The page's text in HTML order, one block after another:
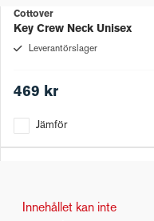
Cottover
Key Crew Neck Unisex
Leverantörslager
469 kr
Jämför
Innehållet kan inte